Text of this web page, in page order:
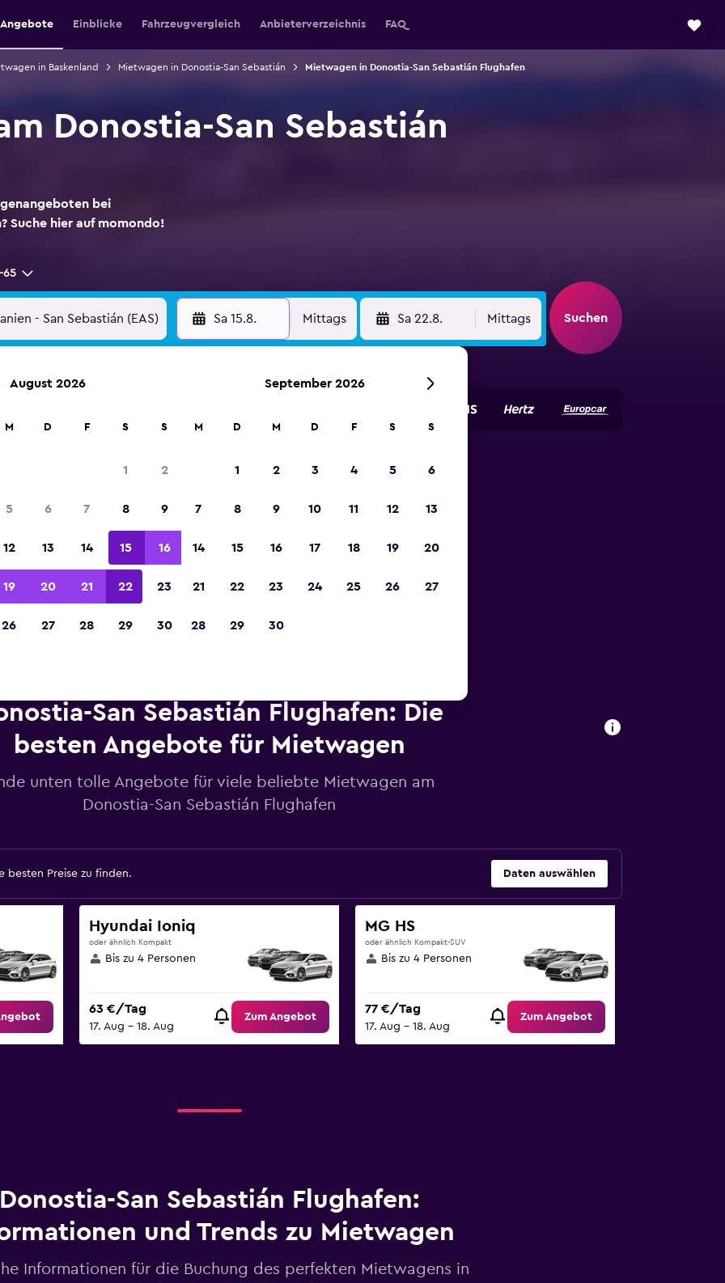
Einblicke Fahrzeugvergleich Anbieterverzeichnis FAQ
in Baskenland Mietwagen in Donostia-San Sebastián Mietwagen in Donostia-San Sebastián Flughafen
Donostia-San Sebastián
bei
Suche hier auf momondo!
65
Sa 15.8. Mittags Sa 22.8. Mittags Suchen
an über 70.000 Standorten mit momondo.
Sieger 2023 gekürt
San Sebastián Flughafen: Die
besten Angebote für Mietwagen
unten tolle Angebote für viele beliebte Mietwagen am
Donostia-San Sebastián Flughafen
besten Preise zu finden. Daten auswählen
Hyundai Ioniq
oder ähnlich Kompakt
Bis zu 4 Personen
63 €/Tag
17. Aug – 18. Aug
Zum Angebot
MG HS
oder ähnlich Kompakt-SUV
Bis zu 4 Personen
77 €/Tag
17. Aug – 18. Aug
Zum Angebot
Donostia-San Sebastián Flughafen:
und Trends zu Mietwagen
Informationen für die Buchung des perfekten Mietwagens in
August 2026
M D F S S
1 2
5 6 7 8 9
12 13 14 15 16
19 20 21 22 23
26 27 28 29 30
September 2026
M D M D F S S
1 2 3 4 5 6
7 8 9 10 11 12 13
14 15 16 17 18 19 20
21 22 23 24 25 26 27
28 29 30